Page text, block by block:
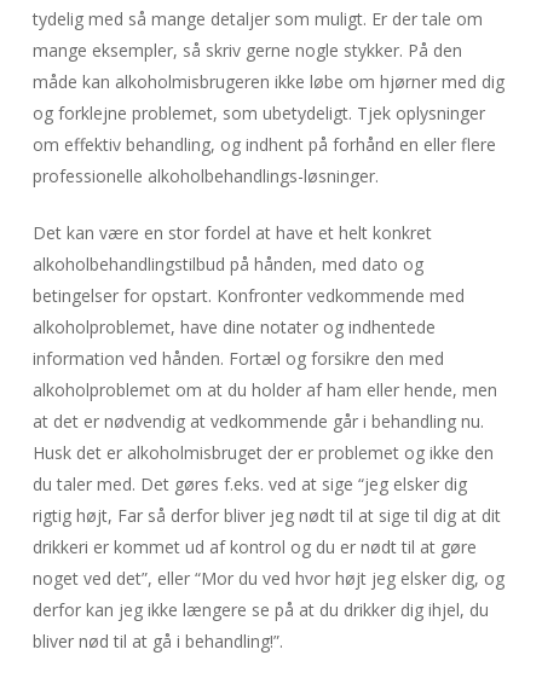
tydelig med så mange detaljer som muligt. Er der tale om
mange eksempler, så skriv gerne nogle stykker. På den
måde kan alkoholmisbrugeren ikke løbe om hjørner med dig
og forklejne problemet, som ubetydeligt. Tjek oplysninger
om effektiv behandling, og indhent på forhånd en eller flere
professionelle alkoholbehandlings-løsninger.
Det kan være en stor fordel at have et helt konkret
alkoholbehandlingstilbud på hånden, med dato og
betingelser for opstart. Konfronter vedkommende med
alkoholproblemet, have dine notater og indhentede
information ved hånden. Fortæl og forsikre den med
alkoholproblemet om at du holder af ham eller hende, men
at det er nødvendig at vedkommende går i behandling nu.
Husk det er alkoholmisbruget der er problemet og ikke den
du taler med. Det gøres f.eks. ved at sige “jeg elsker dig
rigtig højt, Far så derfor bliver jeg nødt til at sige til dig at dit
drikkeri er kommet ud af kontrol og du er nødt til at gøre
noget ved det”, eller “Mor du ved hvor højt jeg elsker dig, og
derfor kan jeg ikke længere se på at du drikker dig ihjel, du
bliver nød til at gå i behandling!”.